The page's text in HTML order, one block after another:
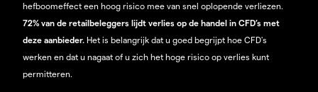
hefboomeffect een hoog risico mee van snel oplopende verliezen.
72% van de retailbeleggers lijdt verlies op de handel in CFD’s met
deze aanbieder. Het is belangrijk dat u goed begrijpt hoe CFD's
werken en dat u nagaat of u zich het hoge risico op verlies kunt
permitteren.